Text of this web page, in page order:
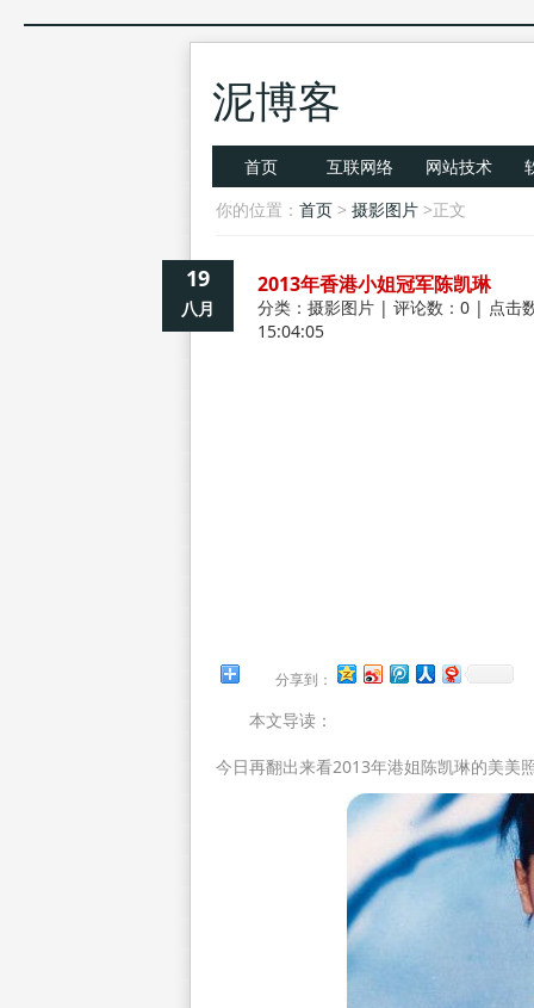
泥博客
首页 互联网络 网站技术
你的位置： 首页> 摄影图片>正文
19
八月
2013年香港小姐冠军陈凯琳
分类： 摄影图片| 评论数：0 | 点击
15:04:05
分享到：
本文导读：
今日再翻出来看2013年港姐陈凯琳的美美